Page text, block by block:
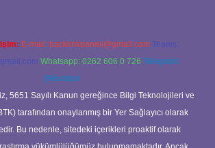
E-mail: backlinkpaneli@gmail.com Teams:
Whatsapp: 0262 606 0 726 Telegram:
@karabul
5651 Sayılı Kanun gereğince Bilgi Teknolojileri ve
tarafından onaylanmış bir Yer Sağlayıcı olarak
Bu nedenle, sitedeki içerikleri proaktif olarak